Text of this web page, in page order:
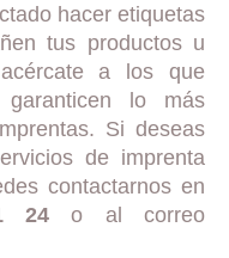
hacer etiquetas
tus productos u
a los que
lo más
Si deseas
de imprenta
contactarnos en
24o al correo